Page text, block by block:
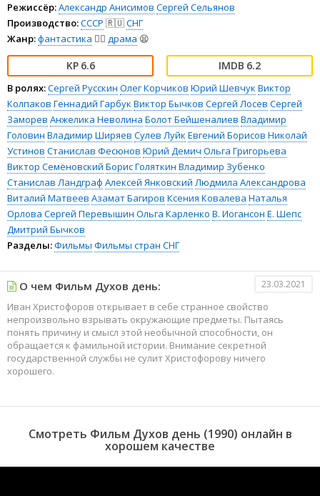
Режиссёр:Александр Анисимов Сергей Сельянов
Производство:СССР 🇷🇺СНГ
Жанр:фантастика 🧙‍♀️ драма 😫
6.6 6.2
В ролях:Сергей Русскин Олег Корчиков Юрий Шевчук Виктор
Колпаков Геннадий Гарбук Виктор Бычков Сергей Лосев Сергей
Заморев Анжелика Неволина Болот Бейшеналиев Владимир
Головин Владимир Ширяев Сулев Луйк Евгений Борисов Николай
Устинов Станислав Фесюнов Юрий Демич Ольга Григорьева
Виктор Семёновский Борис Голяткин Владимир Зубенко
Станислав Ландграф Алексей Янковский Людмила Александрова
Виталий Матвеев Азамат Багиров Ксения Ковалева Наталья
Орлова Сергей Перевышин Ольга Карленко В. Иогансон Е. Шепс
Дмитрий Бычков
Разделы:Фильмы Фильмы стран СНГ
О чем Фильм Духов день: 23.03.2021
Иван Христофоров открывает в себе странное свойство
непроизвольно взрывать окружающие предметы. Пытаясь
понять причину и смысл этой необычной способности, он
обращается к фамильной истории. Внимание секретной
государственной службы не сулит Христофорову ничего
хорошего.
Смотреть Фильм Духов день (1990) онлайн в
хорошем качестве